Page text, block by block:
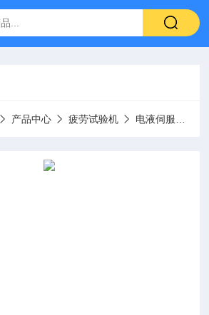
产品中心 疲劳试验机 电液伺服疲劳试验机